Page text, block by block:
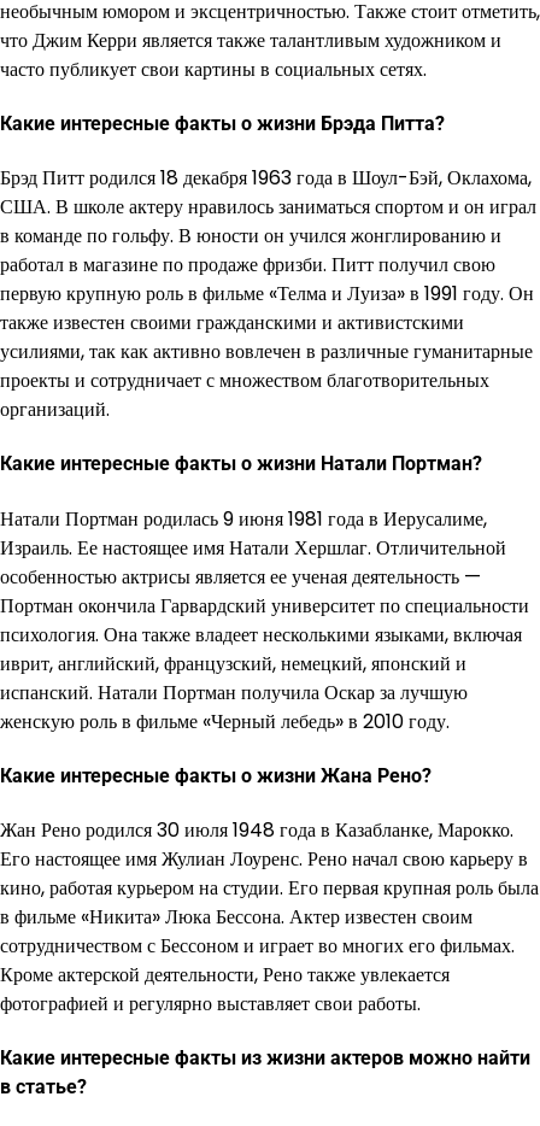
необычным юмором и эксцентричностью. Также стоит отметить,
что Джим Керри является также талантливым художником и
часто публикует свои картины в социальных сетях.
Какие интересные факты о жизни Брэда Питта?
Брэд Питт родился 18 декабря 1963 года в Шоул-Бэй, Оклахома,
США. В школе актеру нравилось заниматься спортом и он играл
в команде по гольфу. В юности он учился жонглированию и
работал в магазине по продаже фризби. Питт получил свою
первую крупную роль в фильме «Телма и Луиза» в 1991 году. Он
также известен своими гражданскими и активистскими
усилиями, так как активно вовлечен в различные гуманитарные
проекты и сотрудничает с множеством благотворительных
организаций.
Какие интересные факты о жизни Натали Портман?
Натали Портман родилась 9 июня 1981 года в Иерусалиме,
Израиль. Ее настоящее имя Натали Хершлаг. Отличительной
особенностью актрисы является ее ученая деятельность —
Портман окончила Гарвардский университет по специальности
психология. Она также владеет несколькими языками, включая
иврит, английский, французский, немецкий, японский и
испанский. Натали Портман получила Оскар за лучшую
женскую роль в фильме «Черный лебедь» в 2010 году.
Какие интересные факты о жизни Жана Рено?
Жан Рено родился 30 июля 1948 года в Казабланке, Марокко.
Его настоящее имя Жулиан Лоуренс. Рено начал свою карьеру в
кино, работая курьером на студии. Его первая крупная роль была
в фильме «Никита» Люка Бессона. Актер известен своим
сотрудничеством с Бессоном и играет во многих его фильмах.
Кроме актерской деятельности, Рено также увлекается
фотографией и регулярно выставляет свои работы.
Какие интересные факты из жизни актеров можно найти
в статье?